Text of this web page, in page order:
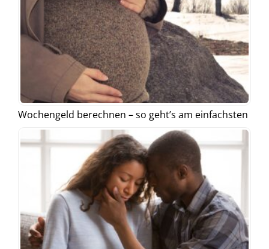
Wochengeld berechnen – so geht’s am einfachsten